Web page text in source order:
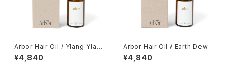
Arbor Hair Oil / Ylang Ylan
g
¥4,840
Arbor Hair Oil / Earth Dew
¥4,840